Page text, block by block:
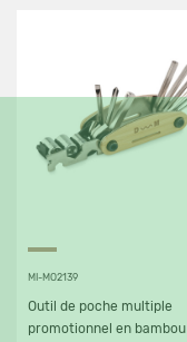
MI-MO2139
Outil de poche multiple
promotionnel en bambou